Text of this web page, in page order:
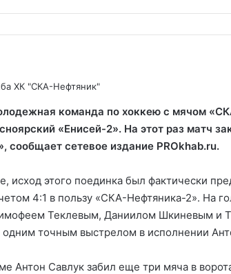
ХК "СКА-Нефтяник"
команда по хоккею с мячом
«Енисей-2». На этот раз матч
сообщает сетевое издание PROkhab.ru.
, исход этого поединка был фактически
4:1 в пользу «СКА-Нефтяника-2». На
Теклевым, Даниилом Шкиневым и
одним точным выстрелом в исполнении
Антон Савлук забил еще три мяча в